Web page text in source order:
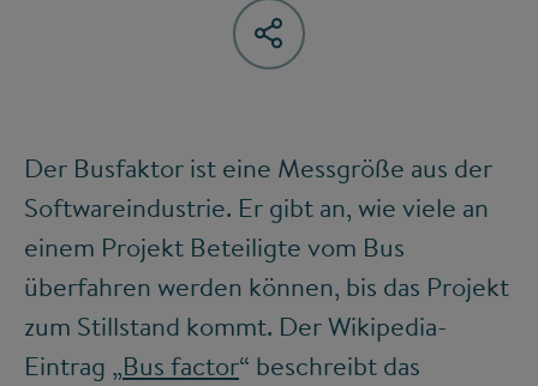
Der Busfaktor ist eine Messgröße aus der
Softwareindustrie. Er gibt an, wie viele an
einem Projekt Beteiligte vom Bus
überfahren werden können, bis das Projekt
zum Stillstand kommt. Der Wikipedia-
Eintrag „Bus factor“ beschreibt das